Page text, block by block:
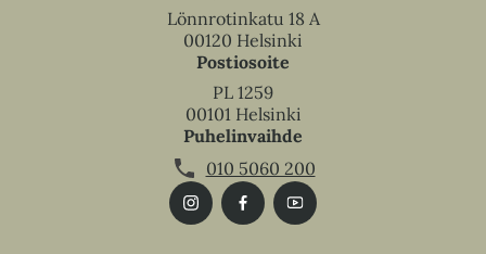
Lönnrotinkatu 18 A
00120 Helsinki
Postiosoite
PL 1259
00101 Helsinki
Puhelinvaihde
010 5060 200